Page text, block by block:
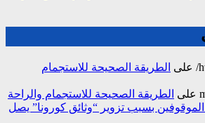
على الطريقة الصحيحة للاستجمام
على الطريقة الصحيحة للاستجمام والراحة
بسبب تزوير “وثائق كورونا” يصل